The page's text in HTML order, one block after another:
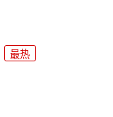
最热